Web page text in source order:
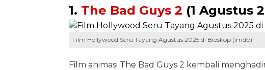
1. The Bad Guys 2 (1 Agustus
Film Hollywood Seru Tayang Agustus 2025 di Bioskop (imdb)
Film animasi The Bad Guys 2 kembali